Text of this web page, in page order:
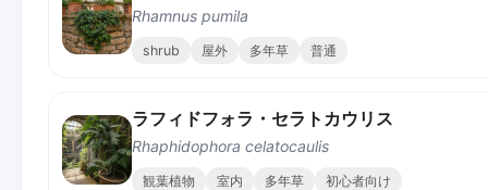
Rhamnus pumila
shrub 屋外 多年草 普通
ラフィドフォラ・セラトカウリス
Rhaphidophora celatocaulis
観葉植物 室内 多年草 初心者向け